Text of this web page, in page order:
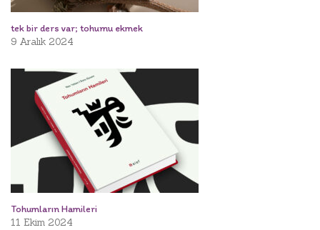
tek bir ders var; tohumu ekmek
9 Aralık 2024
Tohumların Hamileri
11 Ekim 2024